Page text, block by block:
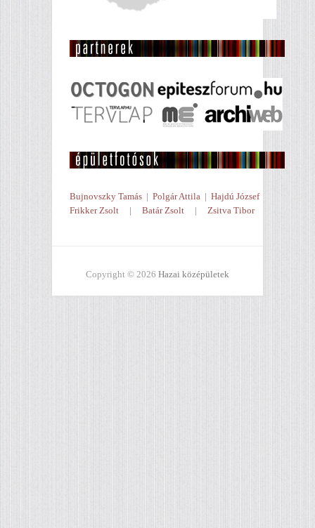
Bujnovszky Tamás | Polgár Attila | Hajdú József
Frikker Zsolt | Batár Zsolt | Zsitva Tibor
Copyright © 2026 Hazai középületek